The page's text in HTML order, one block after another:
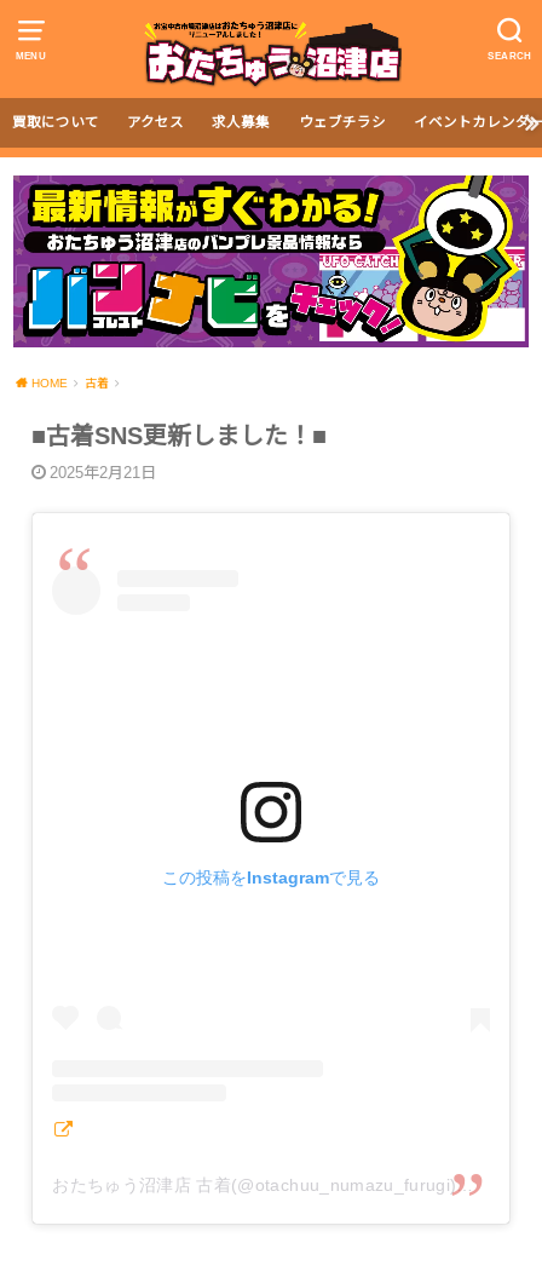
MENU SEARCH
買取について アクセス 求人募集 ウェブチラシ イベントカレンダ
HOME 古着
■古着SNS更新しました！■
2025年2月21日
この投稿をInstagramで見る
おたちゅう沼津店 古着(@otachuu_numazu_furugi)がシェアした投稿